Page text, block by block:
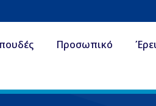
Προσωπικό